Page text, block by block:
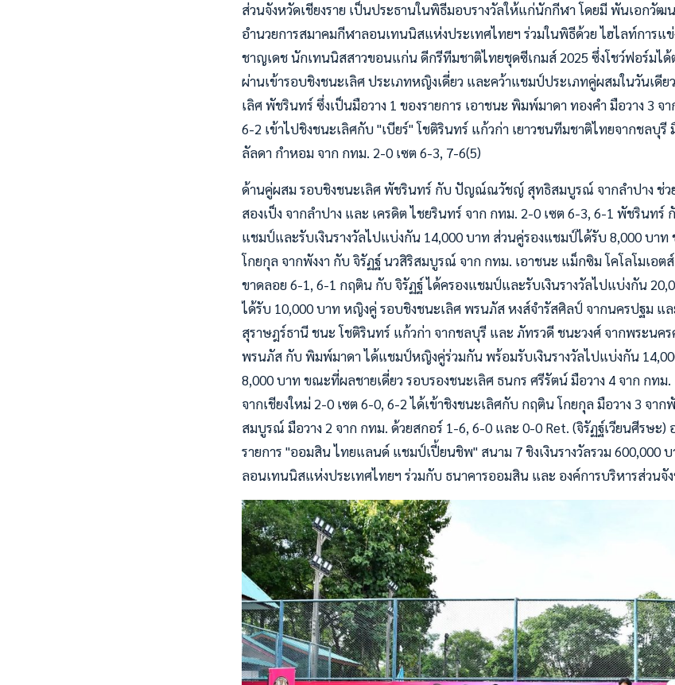
ส่วนจังหวัดเชียงราย เป็นประธานในพิธีมอบรางวัลให้แก่นักกีฬา โดยมี พันเอกวัฒ
อำนวยการสมาคมกีฬาลอนเทนนิสแห่งประเทศไทยฯ ร่วมในพิธีด้วย ไฮไลท์การ
ชาญเดช นักเทนนิสสาวขอนแก่น ดีกรีทีมชาติไทยชุดซีเกมส์ 2025 ซึ่งโชว์ฟอร์มได้
ผ่านเข้ารอบชิงชนะเลิศ ประเภทหญิงเดี่ยว และคว้าแชมป์ประเภทคู่ผสมในวันเดี
เลิศ พัชรินทร์ ซึ่งเป็นมือวาง 1 ของรายการ เอาชนะ พิมพ์มาดา ทองคำ มือวาง 3 จ
6-2 เข้าไปชิงชนะเลิศกับ "เบียร์" โชติรินทร์ แก้วก่า เยาวชนทีมชาติไทยจากชลบุ
ลัลดา กำหอม จาก กทม. 2-0 เซต 6-3, 7-6(5)
ด้านคู่ผสม รอบชิงชนะเลิศ พัชรินทร์ กับ ปัญณ์ณวัชญ์ สุทธิสมบูรณ์ จากลำปาง ช่ว
สองเป็ง จากลำปาง และ เครดิต ไชยรินทร์ จาก กทม. 2-0 เซต 6-3, 6-1 พัชริน
แชมป์และรับเงินรางวัลไปแบ่งกัน 14,000 บาท ส่วนคู่รองแชมป์ได้รับ 8,000 บา
โกยกุล จากพังงา กับ จิรัฏฐ์ นวสิริสมบูรณ์ จาก กทม. เอาชนะ แม็กซิม โคโลโมเอต
ขาดลอย 6-1, 6-1 กฤติน กับ จิรัฏฐ์ ได้ครองแชมป์และรับเงินรางวัลไปแบ่งกัน
ได้รับ 10,000 บาท หญิงคู่ รอบชิงชนะเลิศ พรนภัส หงส์จำรัสศิลป์ จากนครปฐม แ
สุราษฎร์ธานี ชนะ โชติรินทร์ แก้วก่า จากชลบุรี และ ภัทรวดี ชนะวงศ์ จากพระนคร
พรนภัส กับ พิมพ์มาดา ได้แชมป์หญิงคู่ร่วมกัน พร้อมรับเงินรางวัลไปแบ่งกัน
8,000 บาท ขณะที่ผลชายเดี่ยว รอบรองชนะเลิศ ธนกร ศรีรัตน์ มือวาง 4 จาก กทม
จากเชียงใหม่ 2-0 เซต 6-0, 6-2 ได้เข้าชิงชนะเลิศกับ กฤติน โกยกุล มือวาง 3 จาก
สมบูรณ์ มือวาง 2 จาก กทม. ด้วยสกอร์ 1-6, 6-0 และ 0-0 Ret. (จิรัฏฐ์เวียนศีรษะ)
รายการ "ออมสิน ไทยแลนด์ แชมป์เปี้ยนชิพ" สนาม 7 ชิงเงินรางวัลรวม 600,000
ลอนเทนนิสแห่งประเทศไทยฯ ร่วมกับ ธนาคารออมสิน และ องค์การบริหารส่วนจัง